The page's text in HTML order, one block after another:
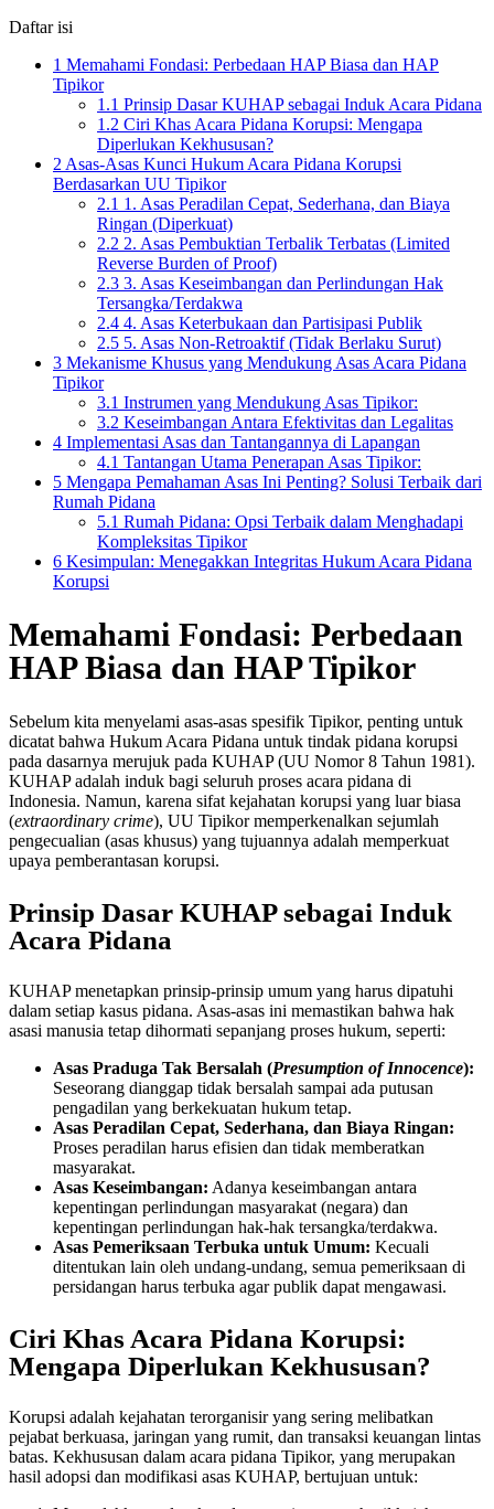
Daftar isi
1 Memahami Fondasi: Perbedaan HAP Biasa dan HAP
Tipikor
1.1 Prinsip Dasar KUHAP sebagai Induk Acara Pidana
1.2 Ciri Khas Acara Pidana Korupsi: Mengapa
Diperlukan Kekhususan?
2 Asas-Asas Kunci Hukum Acara Pidana Korupsi
Berdasarkan UU Tipikor
2.1 1. Asas Peradilan Cepat, Sederhana, dan Biaya
Ringan (Diperkuat)
2.2 2. Asas Pembuktian Terbalik Terbatas (Limited
Reverse Burden of Proof)
2.3 3. Asas Keseimbangan dan Perlindungan Hak
Tersangka/Terdakwa
2.4 4. Asas Keterbukaan dan Partisipasi Publik
2.5 5. Asas Non-Retroaktif (Tidak Berlaku Surut)
3 Mekanisme Khusus yang Mendukung Asas Acara Pidana
Tipikor
3.1 Instrumen yang Mendukung Asas Tipikor:
3.2 Keseimbangan Antara Efektivitas dan Legalitas
4 Implementasi Asas dan Tantangannya di Lapangan
4.1 Tantangan Utama Penerapan Asas Tipikor:
5 Mengapa Pemahaman Asas Ini Penting? Solusi Terbaik dari
Rumah Pidana
5.1 Rumah Pidana: Opsi Terbaik dalam Menghadapi
Kompleksitas Tipikor
6 Kesimpulan: Menegakkan Integritas Hukum Acara Pidana
Korupsi
Memahami Fondasi: Perbedaan
HAP Biasa dan HAP Tipikor
Sebelum kita menyelami asas-asas spesifik Tipikor, penting untuk
dicatat bahwa Hukum Acara Pidana untuk tindak pidana korupsi
pada dasarnya merujuk pada KUHAP (UU Nomor 8 Tahun 1981).
KUHAP adalah induk bagi seluruh proses acara pidana di
Indonesia. Namun, karena sifat kejahatan korupsi yang luar biasa
(extraordinary crime), UU Tipikor memperkenalkan sejumlah
pengecualian (asas khusus) yang tujuannya adalah memperkuat
upaya pemberantasan korupsi.
Prinsip Dasar KUHAP sebagai Induk
Acara Pidana
KUHAP menetapkan prinsip-prinsip umum yang harus dipatuhi
dalam setiap kasus pidana. Asas-asas ini memastikan bahwa hak
asasi manusia tetap dihormati sepanjang proses hukum, seperti:
Asas Praduga Tak Bersalah (Presumption of Innocence):
Seseorang dianggap tidak bersalah sampai ada putusan
pengadilan yang berkekuatan hukum tetap.
Asas Peradilan Cepat, Sederhana, dan Biaya Ringan:
Proses peradilan harus efisien dan tidak memberatkan
masyarakat.
Asas Keseimbangan: Adanya keseimbangan antara
kepentingan perlindungan masyarakat (negara) dan
kepentingan perlindungan hak-hak tersangka/terdakwa.
Asas Pemeriksaan Terbuka untuk Umum: Kecuali
ditentukan lain oleh undang-undang, semua pemeriksaan di
persidangan harus terbuka agar publik dapat mengawasi.
Ciri Khas Acara Pidana Korupsi:
Mengapa Diperlukan Kekhususan?
Korupsi adalah kejahatan terorganisir yang sering melibatkan
pejabat berkuasa, jaringan yang rumit, dan transaksi keuangan lintas
batas. Kekhususan dalam acara pidana Tipikor, yang merupakan
hasil adopsi dan modifikasi asas KUHAP, bertujuan untuk: